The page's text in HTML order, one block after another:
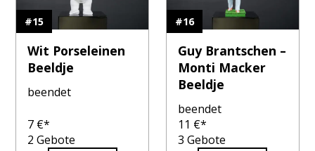
#15
Wit Porseleinen
Beeldje
beendet
7 €*
2 Gebote
#16
Guy Brantschen –
Monti Macker
Beeldje
beendet
11 €*
3 Gebote